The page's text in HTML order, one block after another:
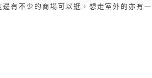
邊有不少的商場可以逛，想走室外的亦有一